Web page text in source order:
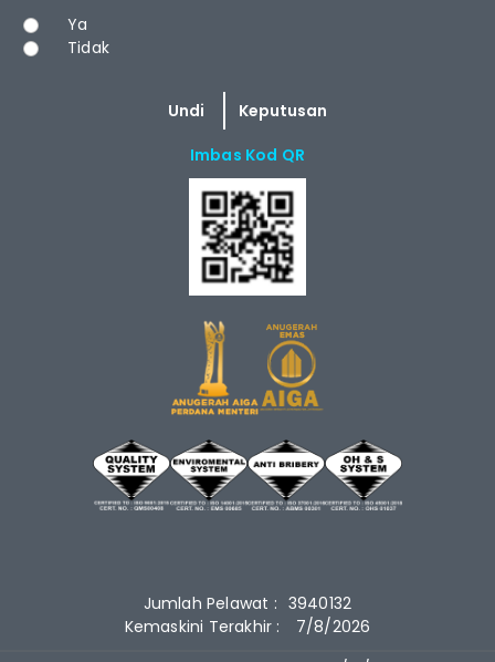
Pilihan
Ya
Tidak
Imbas Kod QR
Jumlah Pelawat : 3940132
Kemaskini Terakhir :
7/8/2026